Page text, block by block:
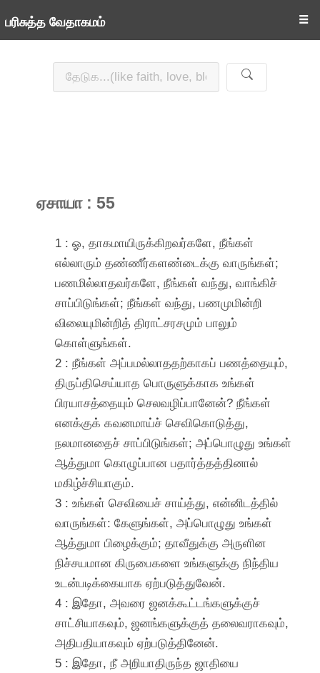
பரிசுத்த வேதாகமம் ☰
ஏசாயா : 55
1 : ஓ, தாகமாயிருக்கிறவர்களே, நீங்கள்
எல்லாரும் தண்ணீர்களண்டைக்கு வாருங்கள்;
பணமில்லாதவர்களே, நீங்கள் வந்து, வாங்கிச்
சாப்பிடுங்கள்; நீங்கள் வந்து, பணமுமின்றி
விலையுமின்றித் திராட்சரசமும் பாலும்
கொள்ளுங்கள்.
2 : நீங்கள் அப்பமல்லாததற்காகப் பணத்தையும்,
திருப்திசெய்யாத பொருளுக்காக உங்கள்
பிரயாசத்தையும் செலவழிப்பானேன்? நீங்கள்
எனக்குக் கவனமாய்ச் செவிகொடுத்து,
நலமானதைச் சாப்பிடுங்கள்; அப்பொழுது உங்கள்
ஆத்துமா கொழுப்பான பதார்த்தத்தினால்
மகிழ்ச்சியாகும்.
3 : உங்கள் செவியைச் சாய்த்து, என்னிடத்தில்
வாருங்கள்: கேளுங்கள், அப்பொழுது உங்கள்
ஆத்துமா பிழைக்கும்; தாவீதுக்கு அருளின
நிச்சயமான கிருபைகளை உங்களுக்கு நிந்திய
உடன்படிக்கையாக ஏற்படுத்துவேன்.
4 : இதோ, அவரை ஜனக்கூட்டங்களுக்குச்
சாட்சியாகவும், ஜனங்களுக்குத் தலைவராகவும்,
அதிபதியாகவும் ஏற்படுத்தினேன்.
5 : இதோ, நீ அறியாதிருந்த ஜாதியை